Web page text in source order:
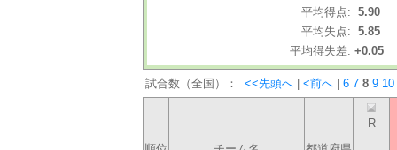
平均得点: 5.90
平均失点: 5.85
平均得失差: +0.05
試合数（全国）： <<先頭へ <前へ 6 7 8 9 10
R